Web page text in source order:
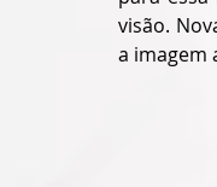
visão.
a imagem